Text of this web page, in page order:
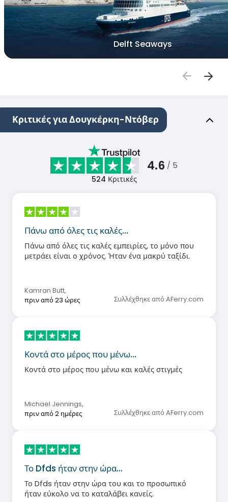
Delft Seaways
Κριτικές για Δουγκέρκη-Ντόβερ
4.6 / 5
524 Κριτικές
Πάνω από όλες τις καλές…
Πάνω από όλες τις καλές εμπειρίες, το μόνο που
μετράει είναι ο χρόνος. Ήταν ένα μακρύ ταξίδι.
Kamran Butt,
πριν από 23 ώρες
Συλλέχθηκε από AFerry.com
Κοντά στο μέρος που μένω…
Κοντά στο μέρος που μένω και καλές στιγμές
Michael Jennings,
πριν από 2 ημέρες
Συλλέχθηκε από AFerry.com
Το Dfds ήταν στην ώρα…
Το Dfds ήταν στην ώρα του και το προσωπικό
ήταν εύκολο να το καταλάβει κανείς.